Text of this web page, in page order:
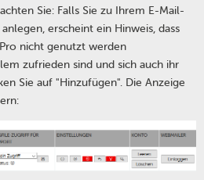
Sie: Falls Sie zu Ihrem E-Mail-
erscheint ein Hinweis, dass
nicht genutzt werden
zufrieden sind und sich auch ihr
Sie auf "Hinzufügen". Die Anzeige